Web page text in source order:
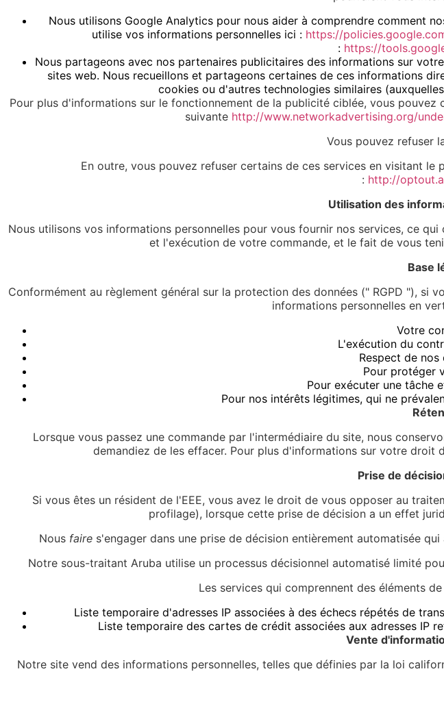
Nous utilisons Google Analytics pour nous aider à comprendre comment
utilise vos informations personnelles ici : https://
: https://
Nous partageons avec nos partenaires publicitaires des informations sur
sites web. Nous recueillons et partageons certaines de ces informations
cookies ou d'autres technologies similaires
Pour plus d'informations sur le fonctionnement de la publicité ciblée, vous
suivante http://www.networkadvertising.org/
Vous pouvez refuser
En outre, vous pouvez refuser certains de ces services en visitant
: http://
Utilisation des
Nous utilisons vos informations personnelles pour vous fournir nos services, ce
et l'exécution de votre commande, et le fait de vous
Base
Conformément au règlement général sur la protection des données (" RGPD "), si
informations personnelles en
Votre
L'exécution du
Respect de
Pour protéger
Pour exécuter une tâche
Pour nos intérêts légitimes, qui ne
Lorsque vous passez une commande par l'intermédiaire du site, nous
demandiez de les effacer. Pour plus d'informations sur votre
Prise de
Si vous êtes un résident de l'EEE, vous avez le droit de vous opposer au
profilage), lorsque cette prise de décision a un effet
Nous faire s'engager dans une prise de décision entièrement automatisée
Notre sous-traitant Aruba utilise un processus décisionnel automatisé limité
Les services qui comprennent des éléments
Liste temporaire d'adresses IP associées à des échecs répétés de
Liste temporaire des cartes de crédit associées aux adresses IP
Vente
Notre site vend des informations personnelles, telles que définies par la loi